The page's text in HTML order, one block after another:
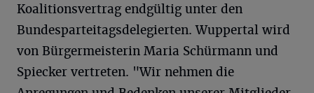
Koalitionsvertrag endgültig unter den
Bundesparteitagsdelegierten. Wuppertal wird
von Bürgermeisterin Maria Schürmann und
Spiecker vertreten. "Wir nehmen die